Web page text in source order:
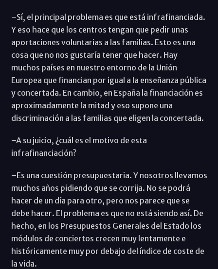
–Sí, el principal problema es que está infrafinanciada.
Y eso hace que los centros tengan que pedir unas
aportaciones voluntarias a las familias. Esto es una
cosa que no nos gustaría tener que hacer. Hay
muchos países en nuestro entorno de la Unión
Europea que financian por igual a la enseñanza pública
y concertada. En cambio, en España la financiación es
aproximadamente la mitad y eso supone una
discriminación a las familias que eligen la concertada.
–A su juicio, ¿cuál es el motivo de esta
infrafinanciación?
–Es una cuestión presupuestaria. Y nosotros llevamos
muchos años pidiendo que se corrija. No se podrá
hacer de un día para otro, pero nos parece que se
debe hacer. El problema es que no está siendo así. De
hecho, en los Presupuestos Generales del Estado los
módulos de conciertos crecen muy lentamente e
históricamente muy por debajo del índice de coste de
la vida.